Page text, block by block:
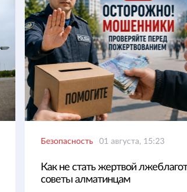
Безопасность 01 августа, 15:23
Как не стать жертвой
советы алматинцам